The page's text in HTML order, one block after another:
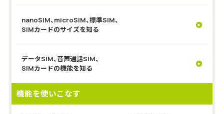
nanoSIM、microSIM、標準SIM、
SIMカードのサイズを知る
データSIM、音声通話SIM、
SIMカードの機能を知る
機能を使いこなす